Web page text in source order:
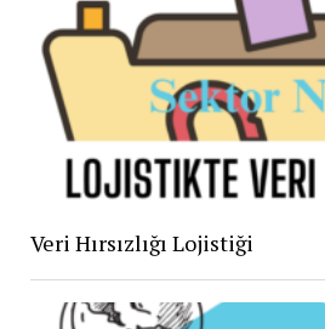
Veri Hırsızlığı Lojistiği